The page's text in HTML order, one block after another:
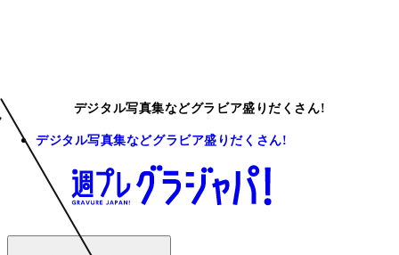
デジタル写真集などグラビア盛りだくさん!
デジタル写真集などグラビア盛りだくさん!